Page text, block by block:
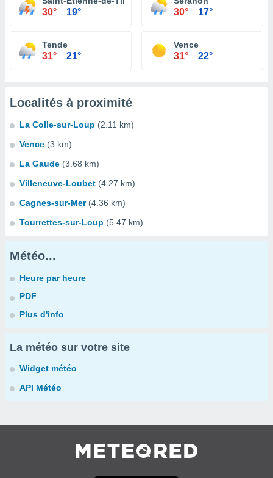
30° 19° 30° 17°
Tende
31° 21°
Vence
31° 22°
Localités à proximité
La Colle-sur-Loup (2.11 km)
Vence (3 km)
La Gaude (3.68 km)
Villeneuve-Loubet (4.27 km)
Cagnes-sur-Mer (4.36 km)
Tourrettes-sur-Loup (5.47 km)
Météo...
Heure par heure
PDF
Plus d'info
La météo sur votre site
Widget météo
API Météo